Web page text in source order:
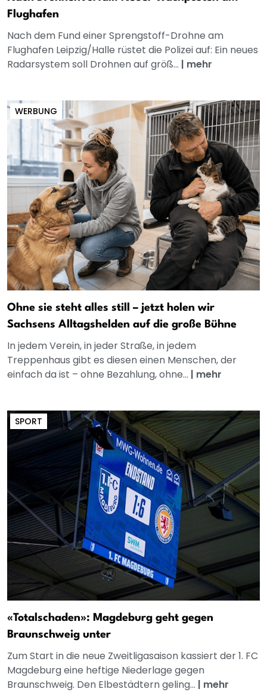
Flughafen
Nach dem Fund einer Sprengstoff-Drohne am
Flughafen Leipzig/Halle rüstet die Polizei auf: Ein neues
Radarsystem soll Drohnen auf größ... | mehr
WERBUNG
Ohne sie steht alles still – jetzt holen wir
Sachsens Alltagshelden auf die große Bühne
In jedem Verein, in jeder Straße, in jedem
Treppenhaus gibt es diesen einen Menschen, der
einfach da ist – ohne Bezahlung, ohne... | mehr
SPORT
«Totalschaden»: Magdeburg geht gegen
Braunschweig unter
Zum Start in die neue Zweitligasaison kassiert der 1. FC
Magdeburg eine heftige Niederlage gegen
Braunschweig. Den Elbestädtern geling... | mehr